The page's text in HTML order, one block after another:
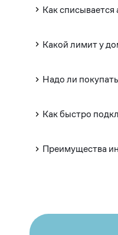
Как списывается
Какой лимит у
Надо ли
Как быстро
Преимущества